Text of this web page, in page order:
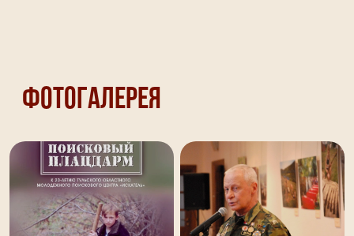
Фотогалерея